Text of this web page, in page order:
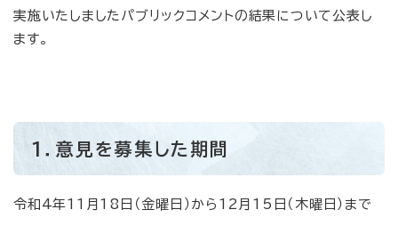
実施いたしましたパブリックコメントの結果について公表し
ます。
1．意見を募集した期間
令和4年11月18日（金曜日）から12月15日（木曜日）まで